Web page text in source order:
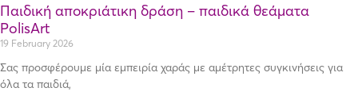
Παιδική αποκριάτικη δράση – παιδικά θεάματα
PolisArt
19 February 2026
Σας προσφέρουμε μία εμπειρία χαράς με αμέτρητες συγκινήσεις για
όλα τα παιδιά,